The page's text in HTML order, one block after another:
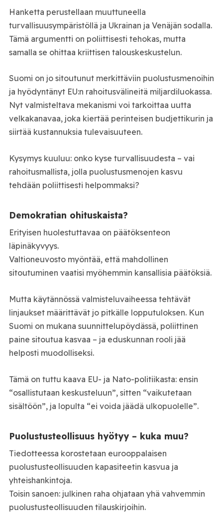
Hanketta perustellaan muuttuneella
turvallisuusympäristöllä ja Ukrainan ja Venäjän sodalla.
Tämä argumentti on poliittisesti tehokas, mutta
samalla se ohittaa kriittisen talouskeskustelun.
Suomi on jo sitoutunut merkittäviin puolustusmenoihin
ja hyödyntänyt EU:n rahoitusvälineitä miljardiluokassa.
Nyt valmisteltava mekanismi voi tarkoittaa uutta
velkakanavaa, joka kiertää perinteisen budjettikurin ja
siirtää kustannuksia tulevaisuuteen.
Kysymys kuuluu: onko kyse turvallisuudesta – vai
rahoitusmallista, jolla puolustusmenojen kasvu
tehdään poliittisesti helpommaksi?
Demokratian ohituskaista?
Erityisen huolestuttavaa on päätöksenteon
läpinäkyvyys.
Valtioneuvosto myöntää, että mahdollinen
sitoutuminen vaatisi myöhemmin kansallisia päätöksiä.
Mutta käytännössä valmisteluvaiheessa tehtävät
linjaukset määrittävät jo pitkälle lopputuloksen. Kun
Suomi on mukana suunnittelupöydässä, poliittinen
paine sitoutua kasvaa – ja eduskunnan rooli jää
helposti muodolliseksi.
Tämä on tuttu kaava EU- ja Nato-politiikasta: ensin
“osallistutaan keskusteluun”, sitten “vaikutetaan
sisältöön”, ja lopulta “ei voida jäädä ulkopuolelle”.
Puolustusteollisuus hyötyy – kuka muu?
Tiedotteessa korostetaan eurooppalaisen
puolustusteollisuuden kapasiteetin kasvua ja
yhteishankintoja.
Toisin sanoen: julkinen raha ohjataan yhä vahvemmin
puolustusteollisuuden tilauskirjoihin.